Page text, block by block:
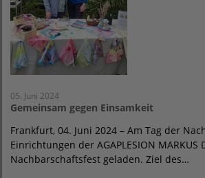
05. Juni 2024
Gemeinsam gegen Einsamkeit
Frankfurt, 04. Juni 2024 – Am Tag der
Einrichtungen der AGAPLESION MARKUS
Nachbarschaftsfest geladen. Ziel des…